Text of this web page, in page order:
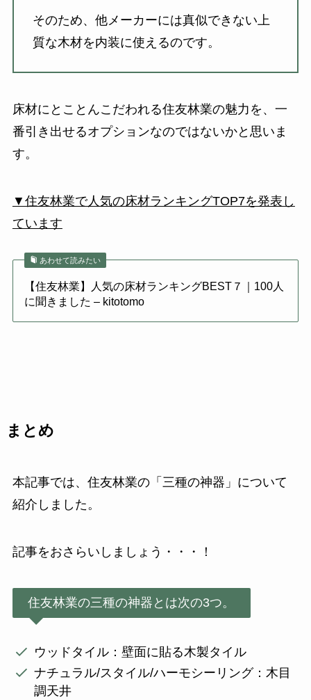
そのため、他メーカーには真似できない上
質な木材を内装に使えるのです。
床材にとことんこだわれる住友林業の魅力を、一
番引き出せるオプションなのではないかと思いま
す。
▼住友林業で人気の床材ランキングTOP7を発表し
ています
あわせて読みたい
【住友林業】人気の床材ランキングBEST７｜100人
に聞きました – kitotomo
まとめ
本記事では、住友林業の「三種の神器」について
紹介しました。
記事をおさらいしましょう・・・！
住友林業の三種の神器とは次の3つ。
ウッドタイル：壁面に貼る木製タイル
ナチュラル/スタイル/ハーモシーリング：木目
調天井